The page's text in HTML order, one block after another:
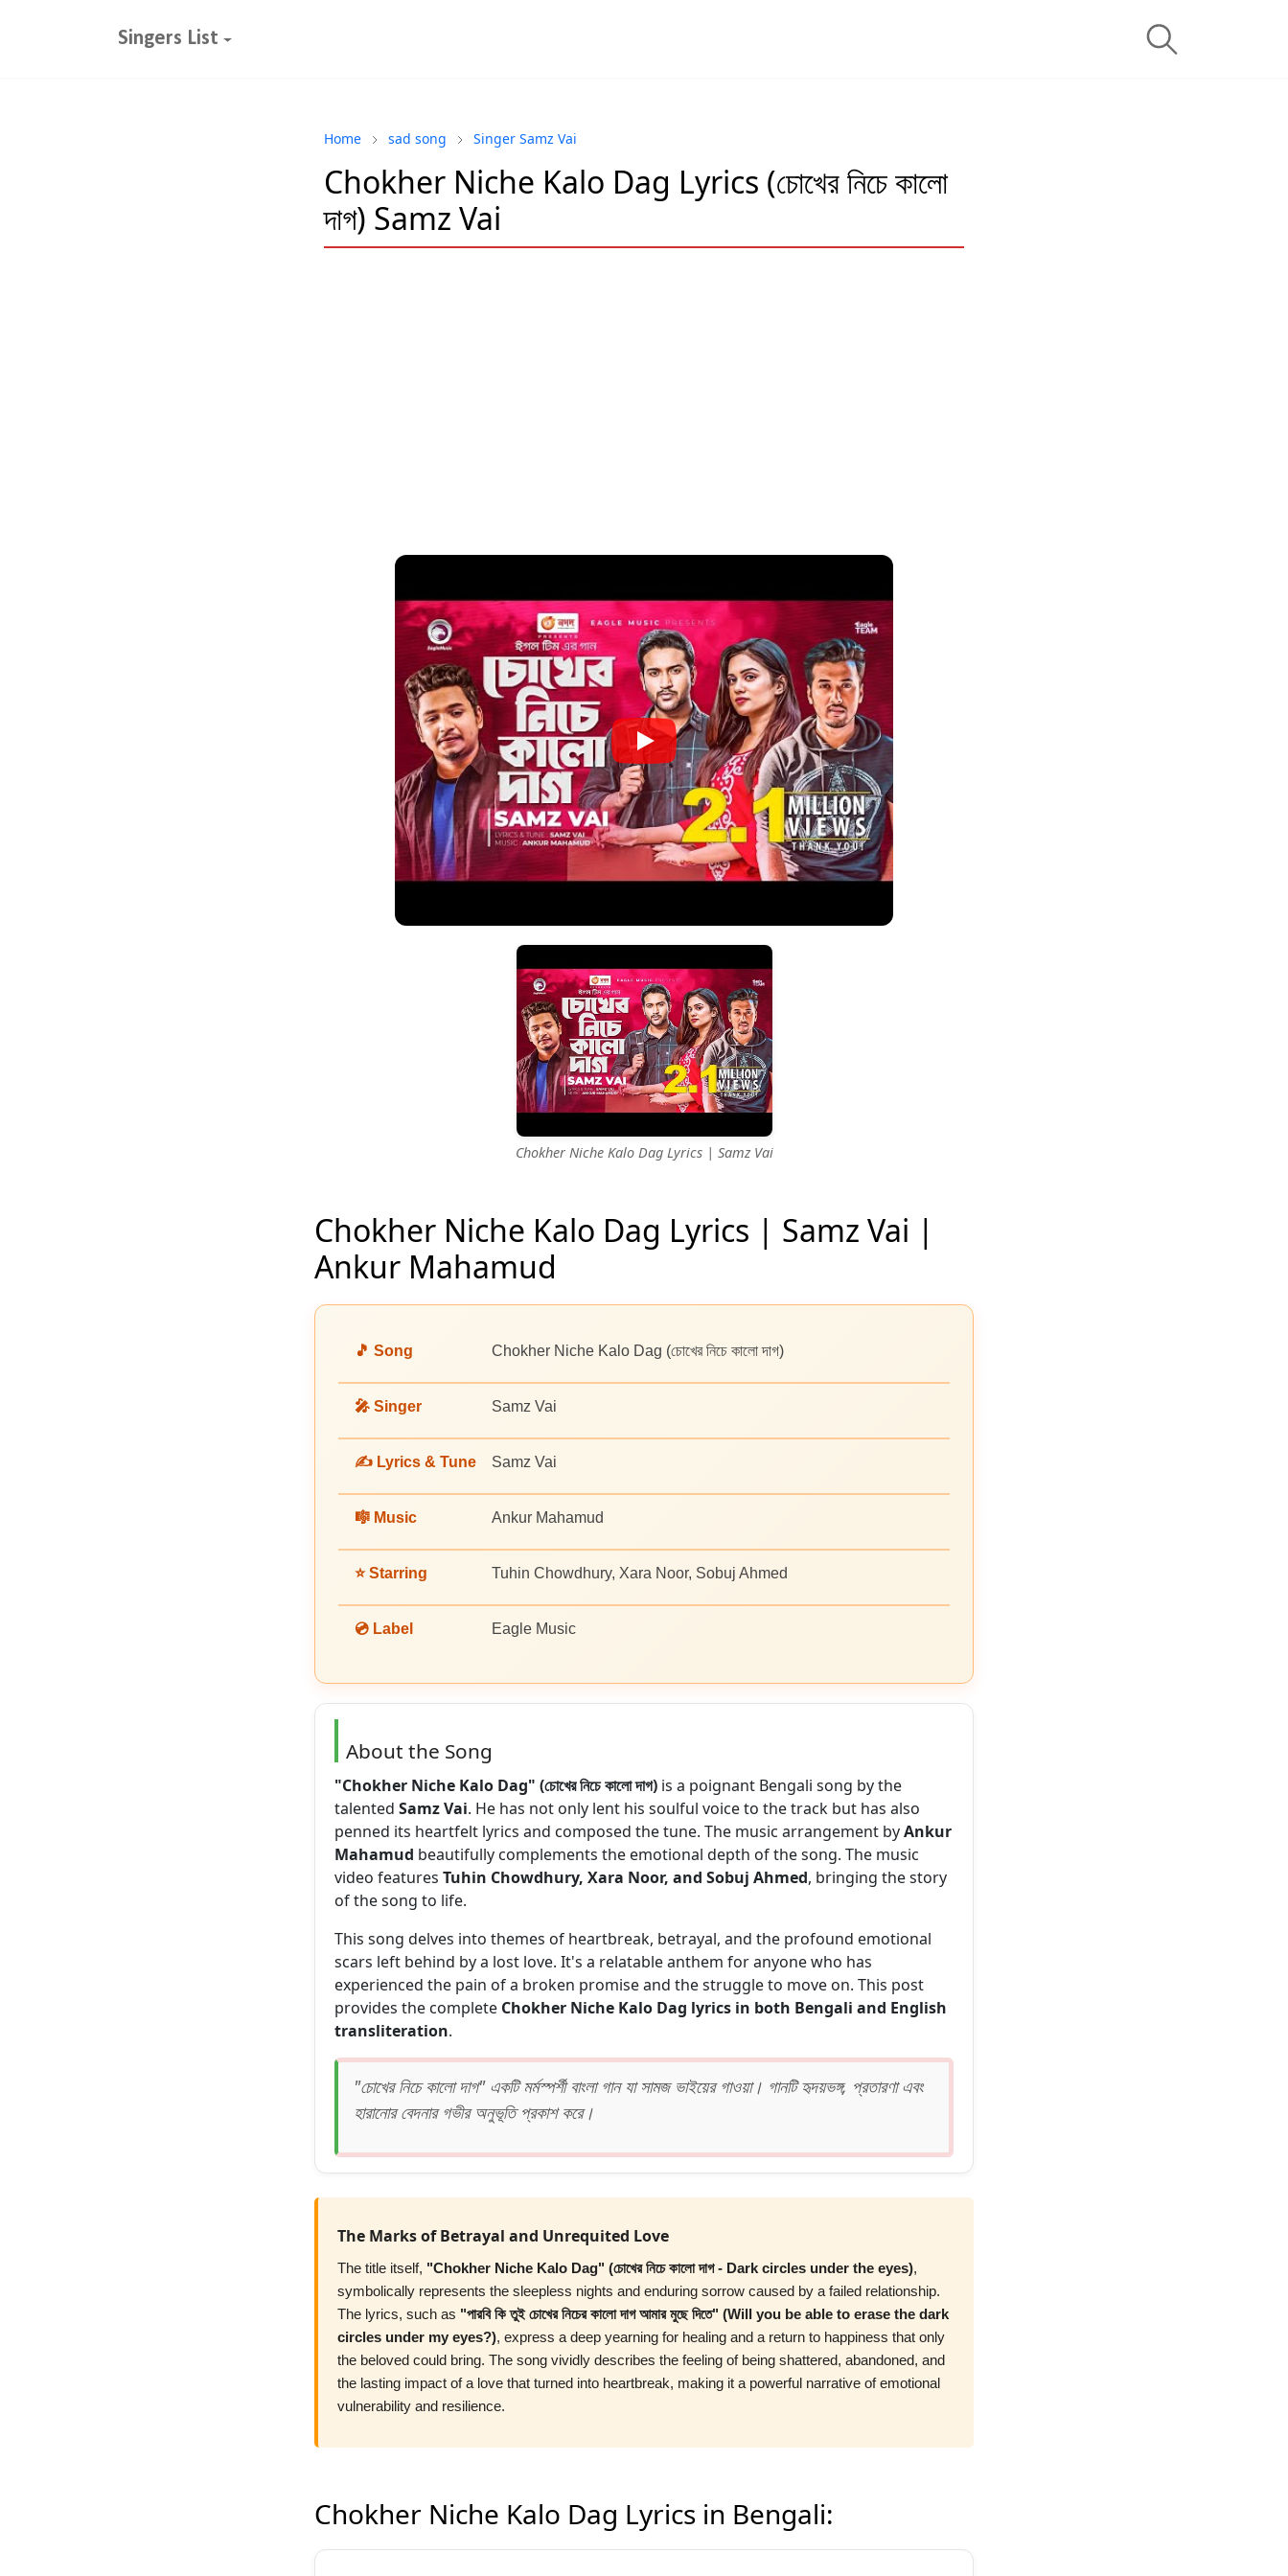
Singers List
Home sad song Singer Samz Vai
Chokher Niche Kalo Dag Lyrics (চোখের নিচে কালো
দাগ) Samz Vai
Chokher Niche Kalo Dag Lyrics | Samz Vai
Chokher Niche Kalo Dag Lyrics | Samz Vai |
Ankur Mahamud
🎵 Song Chokher Niche Kalo Dag (চোখের নিচে কালো দাগ)
🎤 Singer Samz Vai
✍️ Lyrics & Tune Samz Vai
🎼 Music Ankur Mahamud
⭐ Starring Tuhin Chowdhury, Xara Noor, Sobuj Ahmed
💿 Label Eagle Music
About the Song
"Chokher Niche Kalo Dag" (চোখের নিচে কালো দাগ) is a poignant Bengali song by the
talented Samz Vai. He has not only lent his soulful voice to the track but has also
penned its heartfelt lyrics and composed the tune. The music arrangement byAnkur
Mahamud beautifully complements the emotional depth of the song. The music
video features Tuhin Chowdhury, Xara Noor, and Sobuj Ahmed, bringing the story
of the song to life.
This song delves into themes of heartbreak, betrayal, and the profound emotional
scars left behind by a lost love. It's a relatable anthem for anyone who has
experienced the pain of a broken promise and the struggle to move on. This post
provides the complete Chokher Niche Kalo Dag lyrics in both Bengali and English
transliteration.
"চোখের নিচে কালো দাগ" একটি মর্মস্পর্শী বাংলা গান যা সামজ ভাইয়ের গাওয়া। গানটি হৃদয়ভঙ্গ, প্রতারণা এবং
হারানোর বেদনার গভীর অনুভূতি প্রকাশ করে।
The Marks of Betrayal and Unrequited Love
The title itself, "Chokher Niche Kalo Dag" (চোখের নিচে কালো দাগ - Dark circles under the eyes),
symbolically represents the sleepless nights and enduring sorrow caused by a failed relationship.
The lyrics, such as "পারবি কি তুই চোখের নিচের কালো দাগ আমার মুছে দিতে" (Will you be able to erase the dark
circles under my eyes?), express a deep yearning for healing and a return to happiness that only
the beloved could bring. The song vividly describes the feeling of being shattered, abandoned, and
the lasting impact of a love that turned into heartbreak, making it a powerful narrative of emotional
vulnerability and resilience.
Chokher Niche Kalo Dag Lyrics in Bengali: